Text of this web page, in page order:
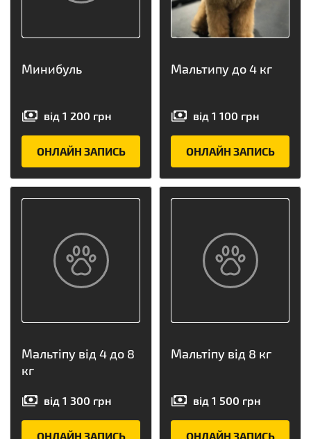
Минибуль
від 1 200 грн
ОНЛАЙН ЗАПИСЬ
Мальтипу до 4 кг
від 1 100 грн
ОНЛАЙН ЗАПИСЬ
Мальтіпу від 4 до 8
кг
від 1 300 грн
ОНЛАЙН ЗАПИСЬ
Мальтіпу від 8 кг
від 1 500 грн
ОНЛАЙН ЗАПИСЬ